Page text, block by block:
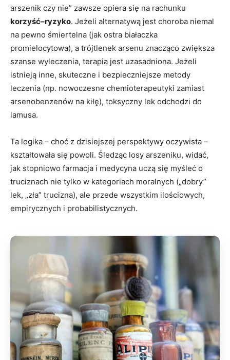
arszenik czy nie” zawsze opiera się na rachunku
korzyść–ryzyko. Jeżeli alternatywą jest choroba niemal
na pewno śmiertelna (jak ostra białaczka
promielocytowa), a trójtlenek arsenu znacząco zwiększa
szanse wyleczenia, terapia jest uzasadniona. Jeżeli
istnieją inne, skuteczne i bezpieczniejsze metody
leczenia (np. nowoczesne chemioterapeutyki zamiast
arsenobenzenów na kiłę), toksyczny lek odchodzi do
lamusa.
Ta logika – choć z dzisiejszej perspektywy oczywista –
kształtowała się powoli. Śledząc losy arszeniku, widać,
jak stopniowo farmacja i medycyna uczą się myśleć o
truciznach nie tylko w kategoriach moralnych („dobry”
lek, „zła” trucizna), ale przede wszystkim ilościowych,
empirycznych i probabilistycznych.